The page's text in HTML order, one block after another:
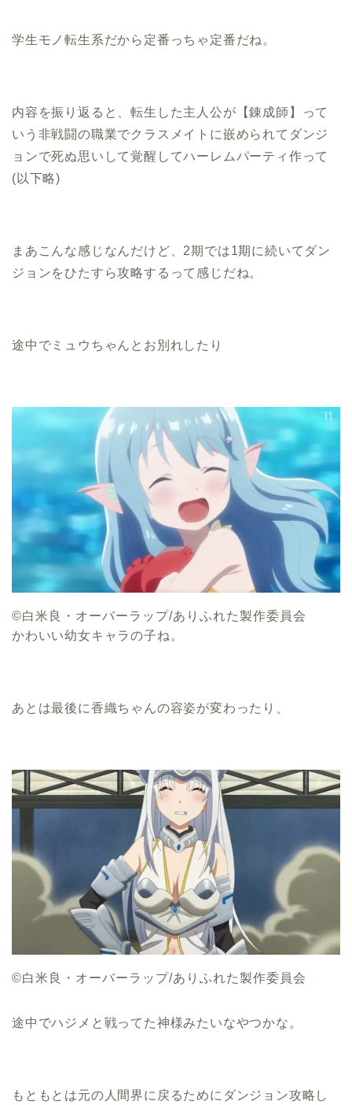
学生モノ転生系だから定番っちゃ定番だね。
内容を振り返ると、転生した主人公が【錬成師】って
いう非戦闘の職業でクラスメイトに嵌められてダンジ
ョンで死ぬ思いして覚醒してハーレムパーティ作って
(以下略)
まあこんな感じなんだけど、2期では1期に続いてダン
ジョンをひたすら攻略するって感じだね。
途中でミュウちゃんとお別れしたり
©白米良・オーバーラップ/ありふれた製作委員会
かわいい幼女キャラの子ね。
あとは最後に香織ちゃんの容姿が変わったり、
©白米良・オーバーラップ/ありふれた製作委員会
途中でハジメと戦ってた神様みたいなやつかな。
もともとは元の人間界に戻るためにダンジョン攻略し